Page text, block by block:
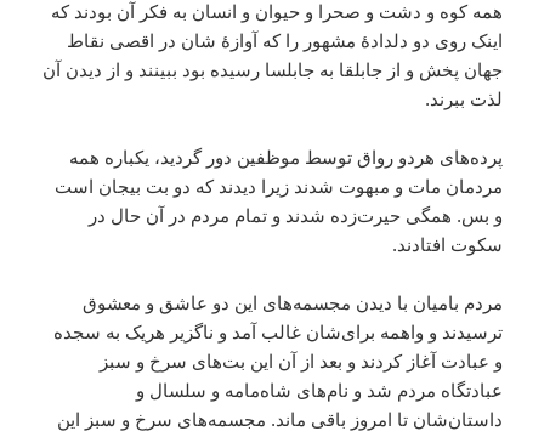
همه کوه و دشت و صحرا و حیوان و انسان به فکر آن بودند که
اینک روی دو دلدادۀ مشهور را که آوازۀ شان در اقصی نقاط
جهان پخش و از جابلقا به جابلسا رسیده بود ببینند و از دیدن آن
لذت ببرند.
پرده‌های هردو رواق توسط موظفین دور گردید، یکباره همه
مردمان مات و مبهوت شدند زیرا دیدند که دو بت بیجان است
و بس. همگی حیرت‌زده شدند و تمام مردم در آن حال در
سکوت افتادند.
مردم بامیان با دیدن مجسمه‌های این دو عاشق و معشوق
ترسیدند و واهمه برای‌شان غالب آمد و ناگزیر هریک به سجده
و عبادت آغاز کردند و بعد از آن این بت‌های سرخ و سبز
عبادتگاه مردم شد و نام‌های شاه‌مامه و سلسال و
داستان‌شان تا امروز باقی ماند. مجسمه‌های سرخ و سبز این